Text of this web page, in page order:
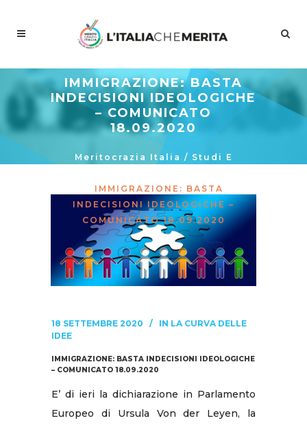
IMMIGRAZIONE: BASTA
INDECISIONI IDEOLOGICHE
– COMUNICATO
18.09.2020
Meritocrazia Italia / Studi E
IMMIGRAZIONE: BASTA
INDECISIONI IDEOLOGICHE –
COMUNICATO 18.09.2020
18 SETTEMBRE 2020 IN LA CURVA DELLE
IDEE
IMMIGRAZIONE: BASTA INDECISIONI IDEOLOGICHE
– COMUNICATO 18.09.2020
E’ di ieri la dichiarazione in Parlamento
Europeo di Ursula Von der Leyen, la